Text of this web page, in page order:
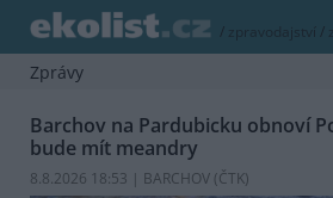
/ zpravodajství /
Zprávy
Barchov na Pardubicku obnoví
bude mít meandry
8.8.2026 18:53 | BARCHOV (ČTK)